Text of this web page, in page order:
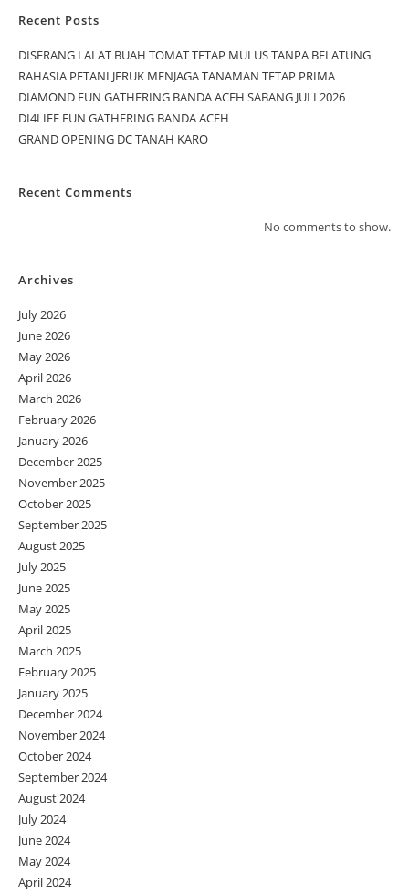
Recent Posts
DISERANG LALAT BUAH TOMAT TETAP MULUS TANPA BELATUNG
RAHASIA PETANI JERUK MENJAGA TANAMAN TETAP PRIMA
DIAMOND FUN GATHERING BANDA ACEH SABANG JULI 2026
DI4LIFE FUN GATHERING BANDA ACEH
GRAND OPENING DC TANAH KARO
Recent Comments
No comments to show.
Archives
July 2026
June 2026
May 2026
April 2026
March 2026
February 2026
January 2026
December 2025
November 2025
October 2025
September 2025
August 2025
July 2025
June 2025
May 2025
April 2025
March 2025
February 2025
January 2025
December 2024
November 2024
October 2024
September 2024
August 2024
July 2024
June 2024
May 2024
April 2024